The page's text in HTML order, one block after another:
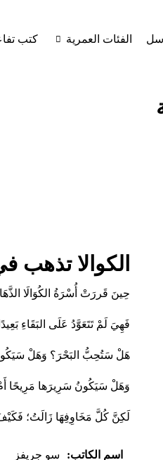
الفئات العمرية كتب
الكوالا تذهب
حِينَ قَررَتْ أُسْرَةُ الكُوَالَا
فَهِيَ لَمْ تَتَعَوَّدُ عَلَى البَقَاءِ
هَلْ سَتُحِبُّ البَحْرَ؟ وَهَلْ
وَهَلْ سَيَكُونُ سَرِيرَها مَرِيحًا
لَكِنَّ كُلَّ مَخَاوِفِهَا زَالَتُ؛
اسم الكاتب: سو جريفز